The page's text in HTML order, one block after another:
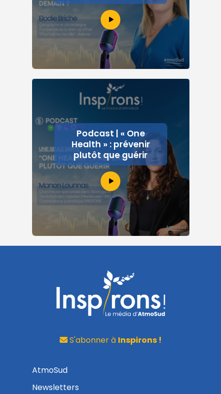
Podcast | « One
Health » : prévenir
plutôt que guérir
S'abonner à Inspirons !
AtmoSud
Newsletters